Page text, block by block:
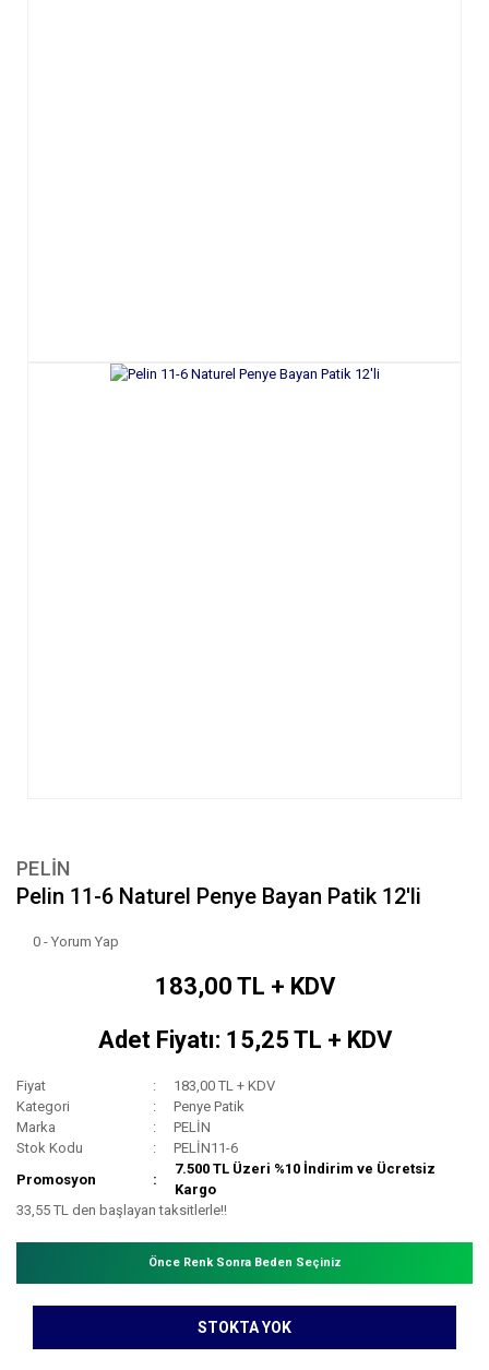
PELİN
Pelin 11-6 Naturel Penye Bayan Patik 12'li
0 - Yorum Yap
183,00 TL + KDV
Adet Fiyatı: 15,25 TL + KDV
Fiyat
183,00 TL + KDV
Kategori
Penye Patik
Marka
PELİN
Stok Kodu
PELİN11-6
Promosyon
7.500 TL Üzeri %10 İndirim ve Ücretsiz
Kargo
33,55 TL den başlayan taksitlerle!!
Önce Renk Sonra Beden Seçiniz
STOKTA YOK